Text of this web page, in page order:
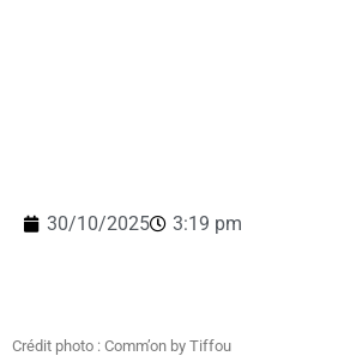
30/10/2025 3:19 pm
Crédit photo : Comm’on by Tiffou